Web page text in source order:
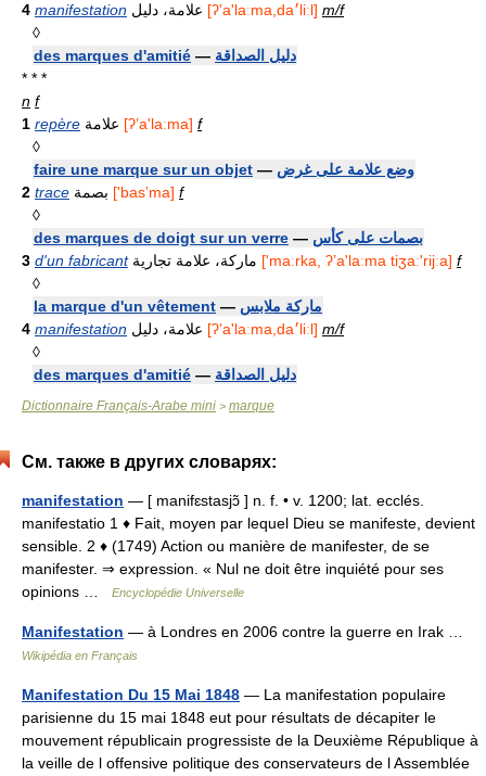
4 manifestation [ʔʼa'laːma,da׳liːl] m/f
◊
des marques d'amitié — دليل الصداقة
* * *
n f
1 repère [ʔʼa'laːma] f
◊
faire une marque sur un objet — وضع علامة على غرض
2 trace ['basʼma] f
◊
des marques de doigt sur un verre — بصمات على كأس
3 d'un fabricant ['maːrka, ʔʼa'laːma tiʒaː'rijːa] f
◊
la marque d'un vêtement — ماركة ملابس
4 manifestation [ʔʼa'laːma,da׳liːl] m/f
◊
des marques d'amitié — دليل الصداقة
Dictionnaire Français-Arabe mini > marque
См. также в других словарях:
manifestation — [ manifɛstasjɔ̃ ] n. f. • v. 1200; lat. ecclés.
manifestatio 1 ♦ Fait, moyen par lequel Dieu se manifeste, devient
sensible. 2 ♦ (1749) Action ou manière de manifester, de se
manifester. ⇒ expression. « Nul ne doit être inquiété pour ses
opinions …
Encyclopédie Universelle
Manifestation — à Londres en 2006 contre la guerre en Irak …
Wikipédia en Français
Manifestation Du 15 Mai 1848 — La manifestation populaire
parisienne du 15 mai 1848 eut pour résultats de décapiter le
mouvement républicain progressiste de la Deuxième République à
la veille de l offensive politique des conservateurs de l Assemblée